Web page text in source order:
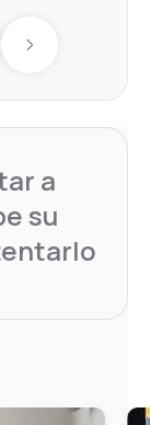
Next day
a
su